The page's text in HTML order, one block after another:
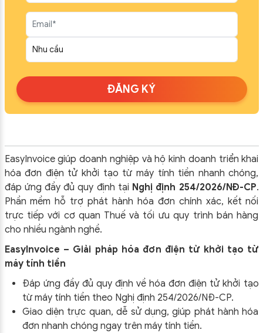
ĐĂNG KÝ
EasyInvoice giúp doanh nghiệp và hộ kinh doanh triển khai
hóa đơn điện tử khởi tạo từ máy tính tiền nhanh chóng,
đáp ứng đầy đủ quy định tại Nghị định 254/2026/NĐ-CP.
Phần mềm hỗ trợ phát hành hóa đơn chính xác, kết nối
trực tiếp với cơ quan Thuế và tối ưu quy trình bán hàng
cho nhiều ngành nghề.
EasyInvoice – Giải pháp hóa đơn điện tử khởi tạo từ
máy tính tiền
Đáp ứng đầy đủ quy định về hóa đơn điện tử khởi tạo
từ máy tính tiền theo Nghị định 254/2026/NĐ-CP.
Giao diện trực quan, dễ sử dụng, giúp phát hành hóa
đơn nhanh chóng ngay trên máy tính tiền.